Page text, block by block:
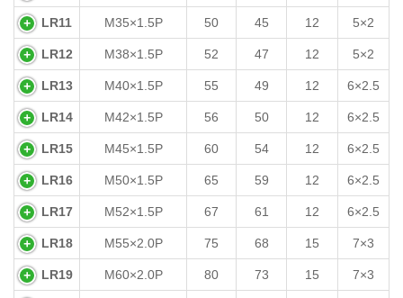
LR11 M35×1.5P 50 45 12 5×2
LR12 M38×1.5P 52 47 12 5×2
LR13 M40×1.5P 55 49 12 6×2.5
LR14 M42×1.5P 56 50 12 6×2.5
LR15 M45×1.5P 60 54 12 6×2.5
LR16 M50×1.5P 65 59 12 6×2.5
LR17 M52×1.5P 67 61 12 6×2.5
LR18 M55×2.0P 75 68 15 7×3
LR19 M60×2.0P 80 73 15 7×3